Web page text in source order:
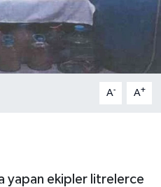
A- A+
yapan ekipler litrelerce